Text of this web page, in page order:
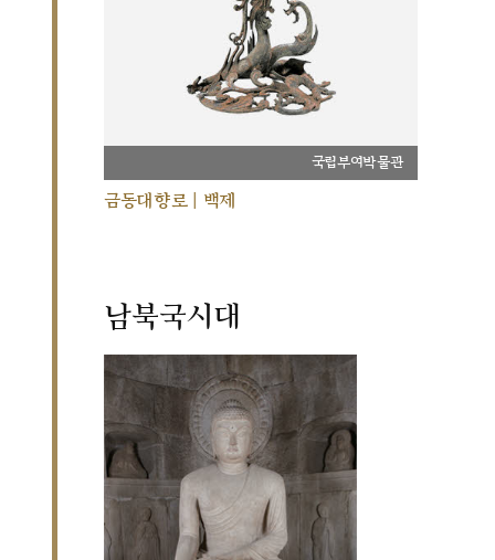
국립부여박물관
금동대향로 | 백제
남북국시대